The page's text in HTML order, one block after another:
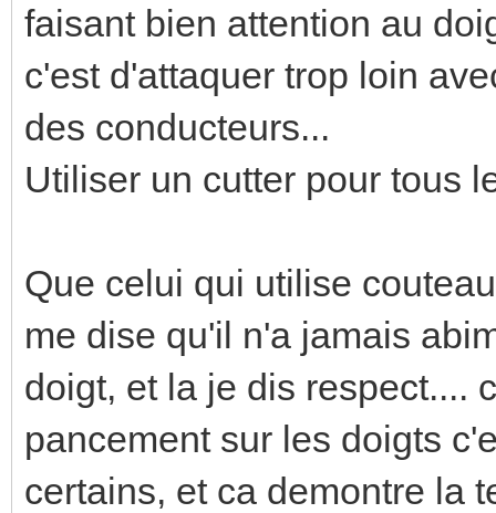
faisant bien attention au
c'est d'attaquer trop loin
des conducteurs...
Utiliser un cutter pour tous
Que celui qui utilise
me dise qu'il n'a jamais
doigt, et la je dis respect....
pancement sur les doigts
certains, et ca demontre la